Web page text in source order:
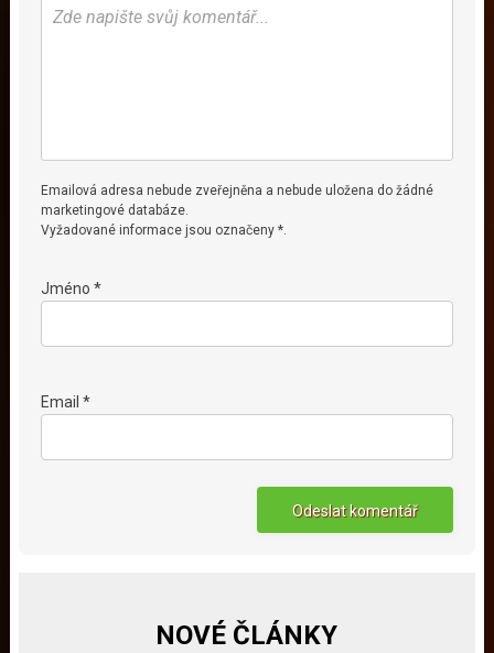
Emailová adresa nebude zveřejněna a nebude uložena do žádné
marketingové databáze.
Vyžadované informace jsou označeny *.
Jméno *
Email *
NOVÉ ČLÁNKY